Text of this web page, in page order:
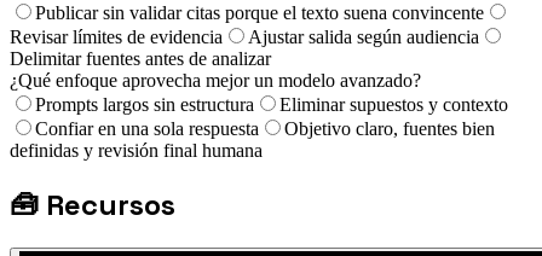
Publicar sin validar citas porque el texto suena convincente
Revisar límites de evidencia
Ajustar salida según audiencia
Delimitar fuentes antes de analizar
¿Qué enfoque aprovecha mejor un modelo avanzado?
Prompts largos sin estructura
Eliminar supuestos y contexto
Confiar en una sola respuesta
Objetivo claro, fuentes bien
definidas y revisión final humana
🧰 Recursos